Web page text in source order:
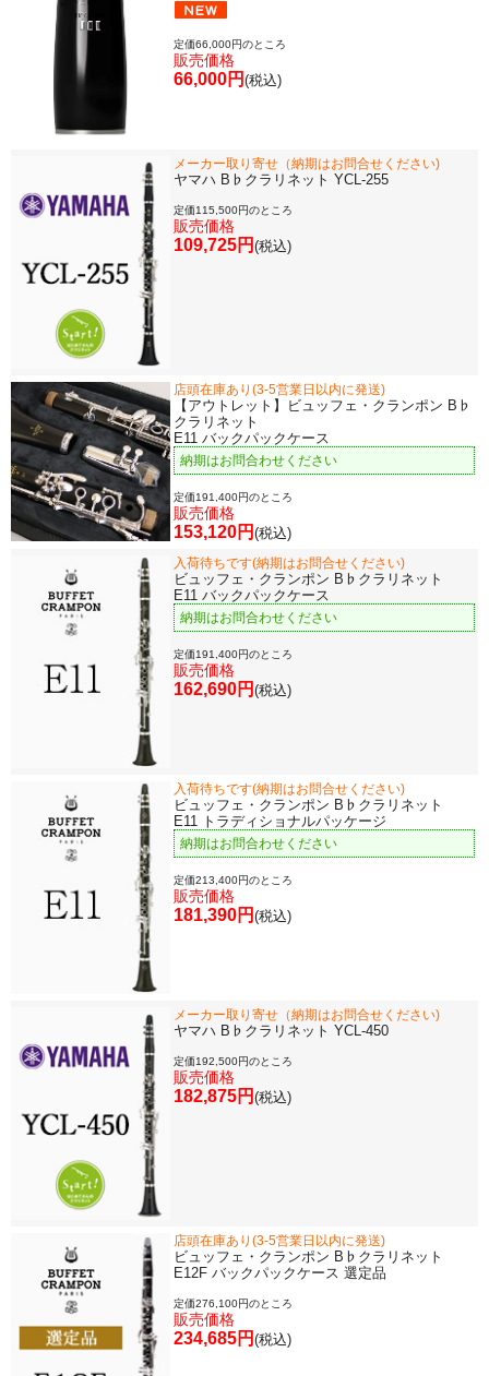
定価66,000円のところ
販売価格
66,000円 (税込)
メーカー取り寄せ（納期はお問合せください)
ヤマハ B♭クラリネット YCL-255
定価115,500円のところ
販売価格
109,725円 (税込)
店頭在庫あり(3-5営業日以内に発送)
【アウトレット】ビュッフェ・クランポン B♭
クラリネット
E11 バックパックケース
納期はお問合わせください
定価191,400円のところ
販売価格
153,120円 (税込)
入荷待ちです(納期はお問合せください)
ビュッフェ・クランポン B♭クラリネット
E11 バックパックケース
納期はお問合わせください
定価191,400円のところ
販売価格
162,690円 (税込)
入荷待ちです(納期はお問合せください)
ビュッフェ・クランポン B♭クラリネット
E11 トラディショナルパッケージ
納期はお問合わせください
定価213,400円のところ
販売価格
181,390円 (税込)
メーカー取り寄せ（納期はお問合せください)
ヤマハ B♭クラリネット YCL-450
定価192,500円のところ
販売価格
182,875円 (税込)
店頭在庫あり(3-5営業日以内に発送)
ビュッフェ・クランポン B♭クラリネット
E12F バックパックケース 選定品
定価276,100円のところ
販売価格
234,685円 (税込)